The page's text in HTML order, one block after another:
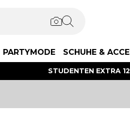
PARTYMODE SCHUHE &
STUDENTEN EXTRA